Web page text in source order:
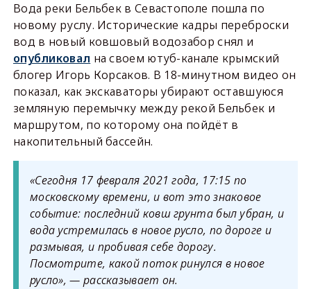
Вода реки Бельбек в Севастополе пошла по
новому руслу. Исторические кадры переброски
вод в новый ковшовый водозабор снял и
опубликовал на своем ютуб-канале крымский
блогер Игорь Корсаков. В 18-минутном видео он
показал, как экскаваторы убирают оставшуюся
земляную перемычку между рекой Бельбек и
маршрутом, по которому она пойдёт в
накопительный бассейн.
«Сегодня 17 февраля 2021 года, 17:15 по
московскому времени, и вот это знаковое
событие: последний ковш грунта был убран, и
вода устремилась в новое русло, по дороге и
размывая, и пробивая себе дорогу.
Посмотрите, какой поток ринулся в новое
русло», — рассказывает он.